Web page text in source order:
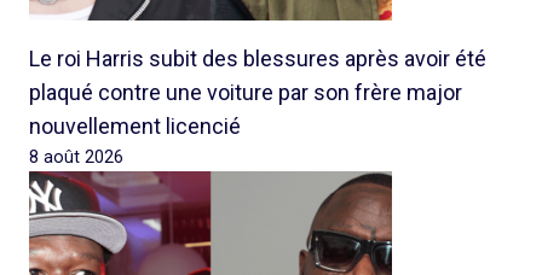
Le roi Harris subit des blessures après avoir été
plaqué contre une voiture par son frère major
nouvellement licencié
8 août 2026